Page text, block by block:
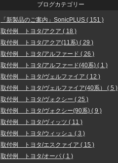
ブログカテゴリー
「新製品のご案内」SonicPLUS ( 151 )
取付例 トヨタ/アクア ( 18 )
取付例 トヨタ/アクア(11系) ( 29 )
取付例 トヨタ/アルファード ( 26 )
取付例 トヨタ/アルファード(40系) ( 1 )
取付例 トヨタ/ヴェルファイア ( 12 )
取付例 トヨタ/ヴェルファイア(40系） ( 5 )
取付例 トヨタ/ヴォクシー ( 25 )
取付例 トヨタ/ヴォクシー(90系) ( 9 )
取付例 トヨタ/ヴィッツ ( 11 )
取付例 トヨタ/ウィッシュ ( 3 )
取付例 トヨタ/エスクァイア ( 15 )
取付例 トヨタ/オーパ ( 1 )